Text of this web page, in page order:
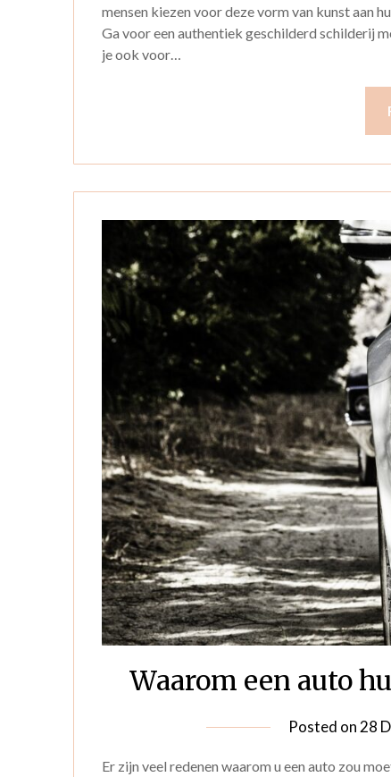
mensen kiezen voor deze vorm van kunst aan
Ga voor een authentiek geschilderd schilderij
je ook voor…
Waarom een auto
Posted on 28
Er zijn veel redenen waarom u een auto zou